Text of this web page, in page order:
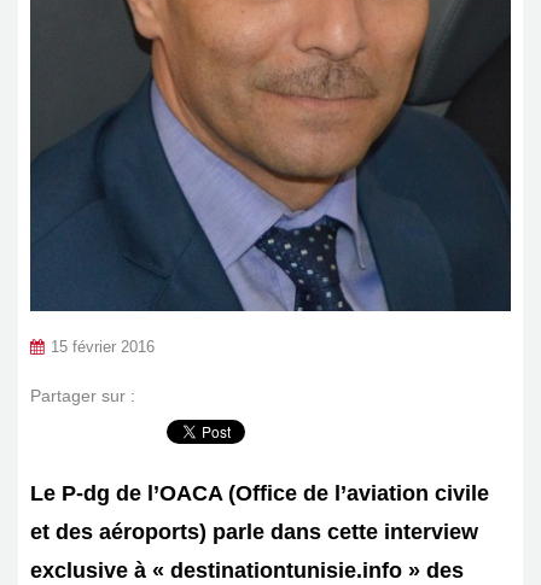
15 février 2016
Partager sur :
Le P-dg de l’OACA (Office de l’aviation civile
et des aéroports) parle dans cette interview
exclusive à « destinationtunisie.info » des